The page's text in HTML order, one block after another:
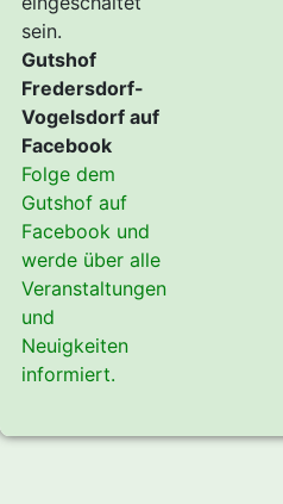
sein.
Gutshof
Fredersdorf-
Vogelsdorf auf
Facebook
Folge dem
Gutshof auf
Facebook und
werde über alle
Veranstaltungen
und
Neuigkeiten
informiert.